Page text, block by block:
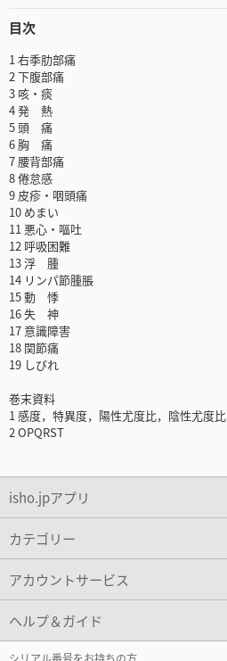
目次
1 右季肋部痛
2 下腹部痛
3 咳・痰
4 発 熱
5 頭 痛
6 胸 痛
7 腰背部痛
8 倦怠感
9 皮疹・咽頭痛
10 めまい
11 悪心・嘔吐
12 呼吸困難
13 浮 腫
14 リンパ節腫脹
15 動 悸
16 失 神
17 意識障害
18 関節痛
19 しびれ
巻末資料
1 感度，特異度，陽性尤度比，陰性尤度比
2 OPQRST
isho.jpアプリ
カテゴリー
アカウントサービス
ヘルプ＆ガイド
シリアル番号をお持ちの方